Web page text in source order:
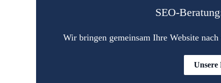
SEO-
Wir bringen gemeinsam Ihre Website
Unsere